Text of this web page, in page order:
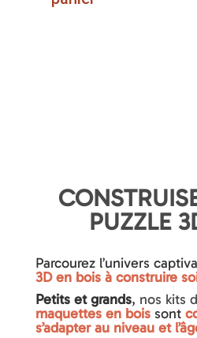
PUZZLE
Parcourez l’univers
3D en bois à construire
Petits et grands, nos kits
maquettes en bois sont
s’adapter au niveau et